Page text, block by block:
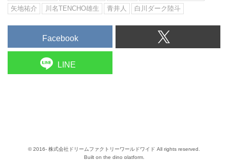
矢地祐介
川名TENCHO雄生 青井人 白川ダーク陸斗
Facebook
LINE
© 2016- 株式会社ドリームファクトリーワールドワイド All rights reserved.
Built on the dino platform.